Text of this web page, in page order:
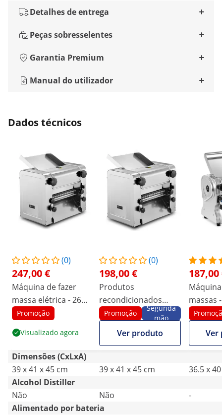
Detalhes de entrega
Peças sobresselentes
Garantia Premium
Manual do utilizador
Dados técnicos
(0)
247,00 €
Máquina de fazer
massa elétrica - 26
cm - Espessura de
- Royal Catering
Promoção
Visualizado agora
(0)
198,00 €
Produtos
recondicionados
Máquina de fazer
massa elétrica - 26
cm - Espessura de
Royal Catering
Promoção
Segunda
mão
Ver produto
187,00
massas
220
Ver
Dimensões (CxLxA)
39 x 41 x 45 cm
39 x 41 x 45 cm
36.5 x
Alcohol Distiller
Não
Não
-
Alimentado por bateria